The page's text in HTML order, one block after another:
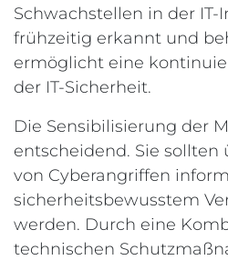
Schwachstellen in der IT-
frühzeitig erkannt und
ermöglicht eine
der IT-Sicherheit.
Die Sensibilisierung der
entscheidend. Sie sollten
von Cyberangriffen
sicherheitsbewusstem
werden. Durch eine
technischen